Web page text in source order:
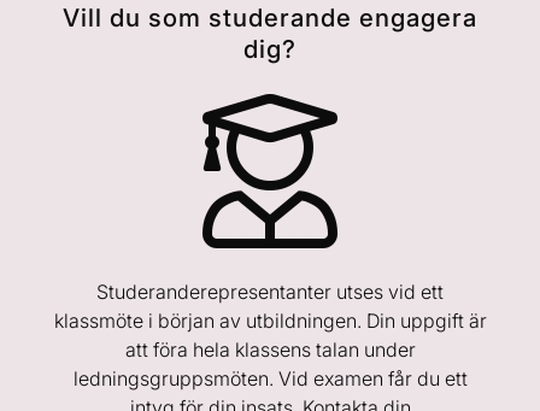
Vill du som studerande engagera
dig?
Studeranderepresentanter utses vid ett
klassmöte i början av utbildningen. Din uppgift är
att föra hela klassens talan under
ledningsgruppsmöten. Vid examen får du ett